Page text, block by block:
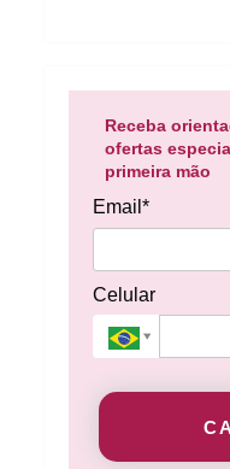
Receba
ofertas
primeira mão
Email*
Celular